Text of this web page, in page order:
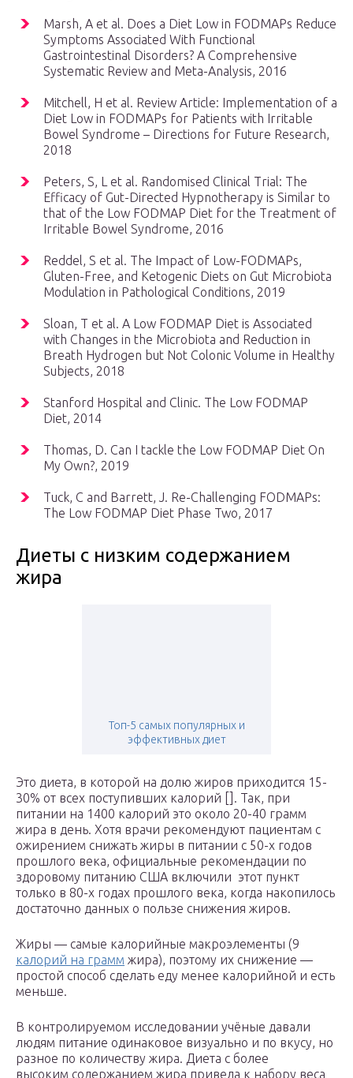
Marsh, A et al. Does a Diet Low in FODMAPs Reduce
Symptoms Associated With Functional
Gastrointestinal Disorders? A Comprehensive
Systematic Review and Meta-Analysis, 2016
Mitchell, H et al. Review Article: Implementation of a
Diet Low in FODMAPs for Patients with Irritable
Bowel Syndrome – Directions for Future Research,
2018
Peters, S, L et al. Randomised Clinical Trial: The
Efficacy of Gut-Directed Hypnotherapy is Similar to
that of the Low FODMAP Diet for the Treatment of
Irritable Bowel Syndrome, 2016
Reddel, S et al. The Impact of Low-FODMAPs,
Gluten-Free, and Ketogenic Diets on Gut Microbiota
Modulation in Pathological Conditions, 2019
Sloan, T et al. A Low FODMAP Diet is Associated
with Changes in the Microbiota and Reduction in
Breath Hydrogen but Not Colonic Volume in Healthy
Subjects, 2018
Stanford Hospital and Clinic. The Low FODMAP
Diet, 2014
Thomas, D. Can I tackle the Low FODMAP Diet On
My Own?, 2019
Tuck, C and Barrett, J. Re-Challenging FODMAPs:
The Low FODMAP Diet Phase Two, 2017
Диеты с низким содержанием
жира
Топ-5 самых популярных и
эффективных диет
Это диета, в которой на долю жиров приходится 15-
30% от всех поступивших калорий []. Так, при
питании на 1400 калорий это около 20-40 грамм
жира в день. Хотя врачи рекомендуют пациентам с
ожирением снижать жиры в питании с 50-х годов
прошлого века, официальные рекомендации по
здоровому питанию США включили этот пункт
только в 80-х годах прошлого века, когда накопилось
достаточно данных о пользе снижения жиров.
Жиры — самые калорийные макроэлементы (9
калорий на грамм жира), поэтому их снижение —
простой способ сделать еду менее калорийной и есть
меньше.
В контролируемом исследовании учёные давали
людям питание одинаковое визуально и по вкусу, но
разное по количеству жира. Диета с более
высоким содержанием жира привела к набору веса